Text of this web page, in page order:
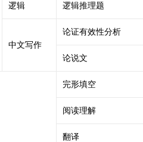
逻辑 逻辑推理题
中文写作
论证有效性分析
论说文
完形填空
阅读理解
翻译